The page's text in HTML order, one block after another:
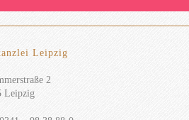
Leipzig
2
Leipzig